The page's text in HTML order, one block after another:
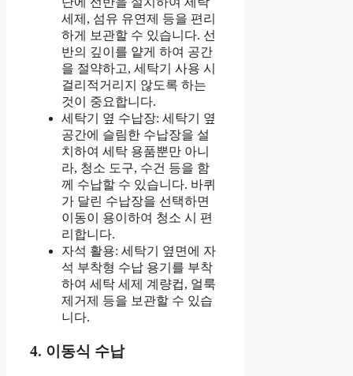
세제, 섬유 유연제 등을 편리
하게 보관할 수 있습니다. 선
반의 깊이를 얕게 하여 공간
을 절약하고, 세탁기 사용 시
걸리적거리지 않도록 하는
것이 중요합니다.
세탁기 옆 수납장: 세탁기 옆
공간에 슬림한 수납장을 설
치하여 세탁 용품뿐만 아니
라, 청소 도구, 수건 등을 함
께 수납할 수 있습니다. 바퀴
가 달린 수납장을 선택하면
이동이 용이하여 청소 시 편
리합니다.
자석 활용: 세탁기 옆면에 자
석 부착형 수납 용기를 부착
하여 세탁 세제 계량컵, 얼룩
제거제 등을 보관할 수 있습
니다.
4. 이동식 수납